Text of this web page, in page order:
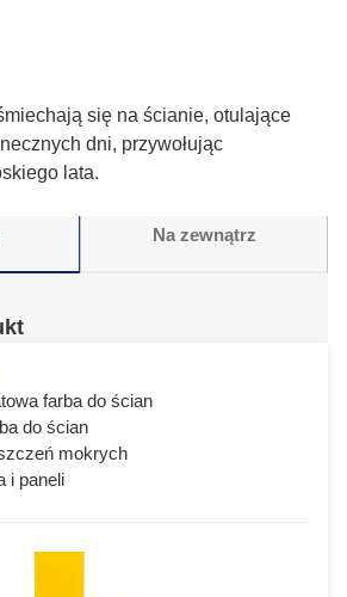
się na ścianie, otulające
dni, przywołując
lata.
Na zewnątrz
farba do ścian
do ścian
mokrych
i paneli